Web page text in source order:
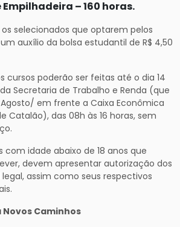
– 160 horas.
selecionados que optarem pelos
auxílio da bolsa estudantil de R$ 4,50
cursos poderão ser feitas até o dia 14
Secretaria de Trabalho e Renda (que
em frente a Caixa Econômica
Catalão), das 08h às 16 horas, sem
com idade abaixo de 18 anos que
devem apresentar autorização dos
assim como seus respectivos
Caminhos